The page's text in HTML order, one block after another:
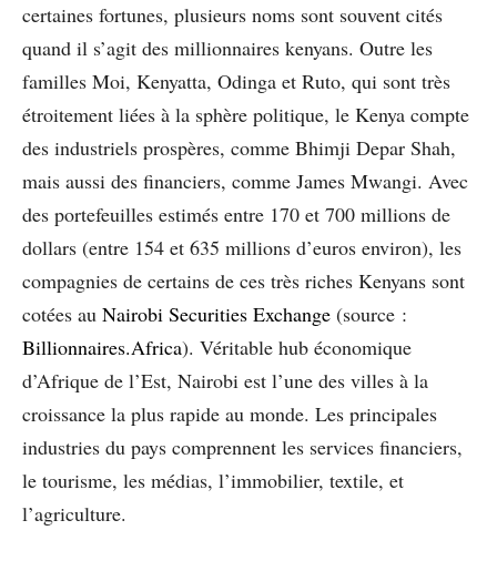
certaines fortunes, plusieurs noms sont souvent cités
quand il s’agit des millionnaires kenyans. Outre les
familles Moi, Kenyatta, Odinga et Ruto, qui sont très
étroitement liées à la sphère politique, le Kenya compte
des industriels prospères, comme Bhimji Depar Shah,
mais aussi des financiers, comme James Mwangi. Avec
des portefeuilles estimés entre 170 et 700 millions de
dollars (entre 154 et 635 millions d’euros environ), les
compagnies de certains de ces très riches Kenyans sont
cotées au Nairobi Securities Exchange (source :
Billionnaires.Africa). Véritable hub économique
d’Afrique de l’Est, Nairobi est l’une des villes à la
croissance la plus rapide au monde. Les principales
industries du pays comprennent les services financiers,
le tourisme, les médias, l’immobilier, textile, et
l’agriculture.